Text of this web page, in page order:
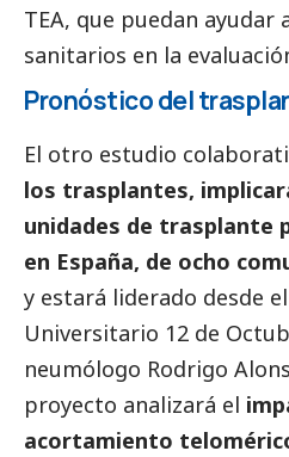
TEA, que puedan ayudar
sanitarios en la
Pronóstico del
El otro estudio
los trasplantes,
unidades de trasplante
en España, de ocho
y estará liderado desde
Universitario 12 de
neumólogo Rodrigo
proyecto analizará el
acortamiento